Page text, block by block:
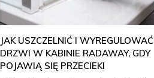
JAK USZCZELNIĆ I WYREGULOWAĆ
DRZWI W KABINIE RADAWAY, GDY
POJAWIĄ SIĘ PRZECIEKI